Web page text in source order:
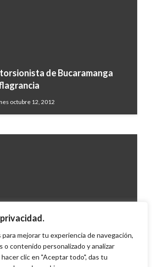
mejorar tu experiencia de navegación,
o contenido personalizado y analizar
clic en "Aceptar todo", das tu
de Bucaramanga
octubre 12, 2012
españoles por
recibirá Emilio Tapia en
jueves mayo 21, 2015